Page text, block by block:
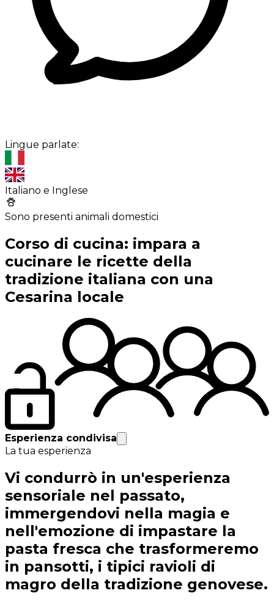
Lingue parlate:
Italiano e Inglese
Sono presenti animali domestici
Corso di cucina: impara a
cucinare le ricette della
tradizione italiana con una
Cesarina locale
Esperienza condivisa
La tua esperienza
Vi condurrò in un'esperienza
sensoriale nel passato,
immergendovi nella magia e
nell'emozione di impastare la
pasta fresca che trasformeremo
in pansotti, i tipici ravioli di
magro della tradizione genovese.